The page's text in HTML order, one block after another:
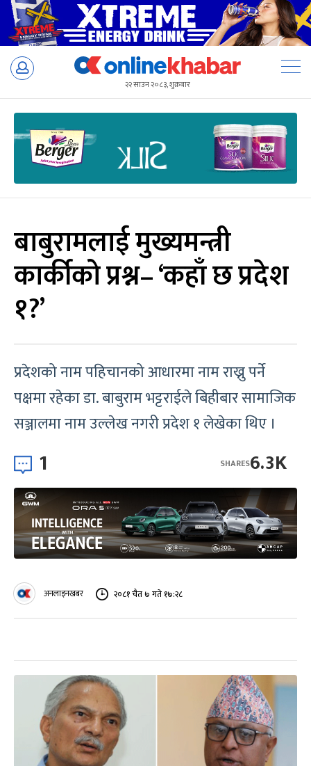
Skip
२२ साउन २०८३, शुक्रबार
बाबुरामलाई मुख्यमन्त्री
कार्कीको प्रश्न– ‘कहाँ छ प्रदेश
१?’
प्रदेशको नाम पहिचानको आधारमा नाम राख्नु पर्ने
पक्षमा रहेका डा. बाबुराम भट्टराईले बिहीबार सामाजिक
सञ्जालमा नाम उल्लेख नगरी प्रदेश १ लेखेका थिए ।
1 6.3K
SHARES
अनलाइनखबर २०८१ चैत ७ गते १७:२८